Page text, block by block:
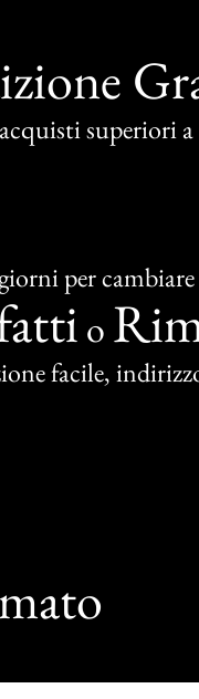
superiori
per cambiare
o
facile,